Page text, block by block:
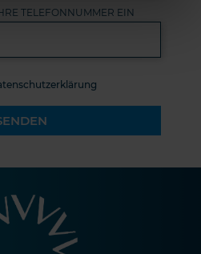
TELEFONNUMMER EIN